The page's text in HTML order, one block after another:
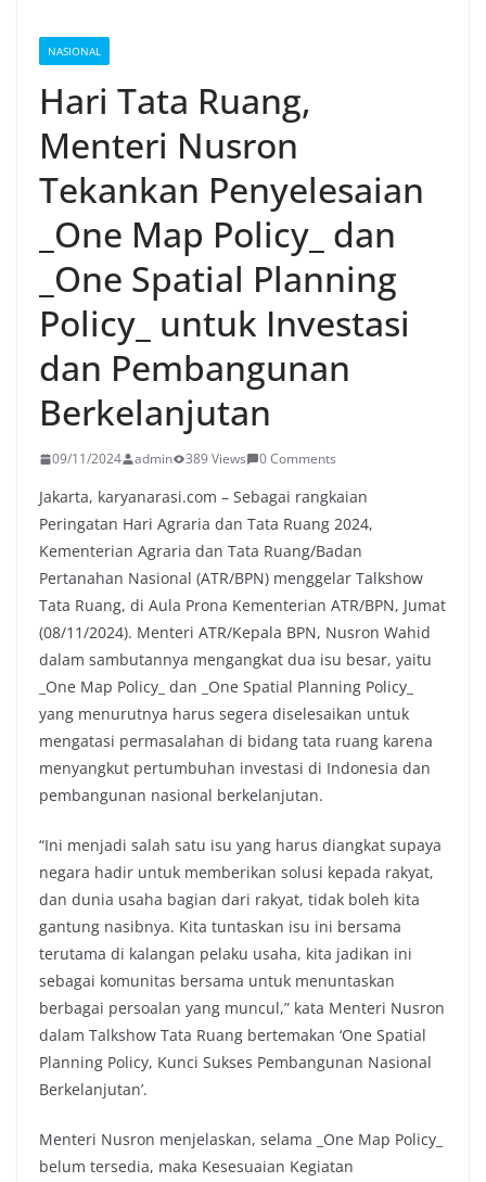
NASIONAL
Hari Tata Ruang,
Menteri Nusron
Tekankan Penyelesaian
_One Map Policy_ dan
_One Spatial Planning
Policy_ untuk Investasi
dan Pembangunan
Berkelanjutan
09/11/2024 admin 389 Views 0 Comments
Jakarta, karyanarasi.com – Sebagai rangkaian
Peringatan Hari Agraria dan Tata Ruang 2024,
Kementerian Agraria dan Tata Ruang/Badan
Pertanahan Nasional (ATR/BPN) menggelar Talkshow
Tata Ruang, di Aula Prona Kementerian ATR/BPN, Jumat
(08/11/2024). Menteri ATR/Kepala BPN, Nusron Wahid
dalam sambutannya mengangkat dua isu besar, yaitu
_One Map Policy_ dan _One Spatial Planning Policy_
yang menurutnya harus segera diselesaikan untuk
mengatasi permasalahan di bidang tata ruang karena
menyangkut pertumbuhan investasi di Indonesia dan
pembangunan nasional berkelanjutan.
“Ini menjadi salah satu isu yang harus diangkat supaya
negara hadir untuk memberikan solusi kepada rakyat,
dan dunia usaha bagian dari rakyat, tidak boleh kita
gantung nasibnya. Kita tuntaskan isu ini bersama
terutama di kalangan pelaku usaha, kita jadikan ini
sebagai komunitas bersama untuk menuntaskan
berbagai persoalan yang muncul,” kata Menteri Nusron
dalam Talkshow Tata Ruang bertemakan ‘One Spatial
Planning Policy, Kunci Sukses Pembangunan Nasional
Berkelanjutan’.
Menteri Nusron menjelaskan, selama _One Map Policy_
belum tersedia, maka Kesesuaian Kegiatan